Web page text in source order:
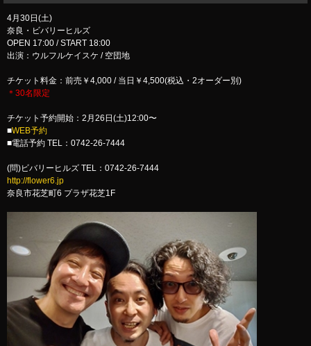
4月30日(土)
奈良・ビバリーヒルズ
OPEN 17:00 / START 18:00
出演：ウルフルケイスケ / 空団地
チケット料金：前売￥4,000 / 当日￥4,500(税込・2オーダー別)
＊30名限定
チケット予約開始：2月26日(土)12:00〜
■WEB予約
■電話予約 TEL：0742-26-7444
(問)ビバリーヒルズ TEL：0742-26-7444
http://flower6.jp
奈良市花芝町6 プラザ花芝1F